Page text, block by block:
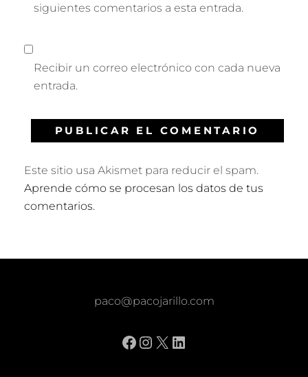
siguientes comentarios a esta entrada.
Recibir un correo electrónico con cada nueva
entrada.
Este sitio usa Akismet para reducir el spam.
Aprende cómo se procesan los datos de tus
comentarios.
paco@pacojarillo.com
Facebook
Instagram
X LinkedIn